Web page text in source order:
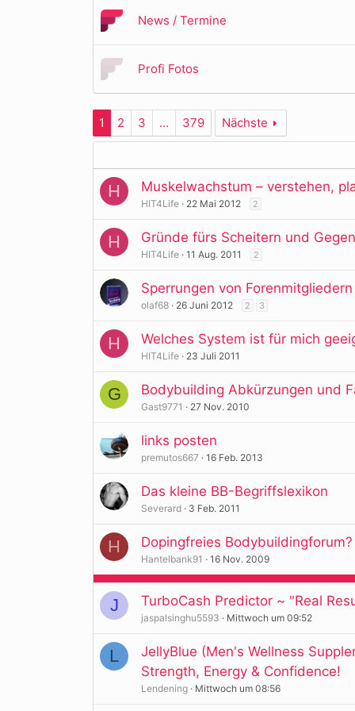
News / Termine
Profi Fotos
1 2 3 … 379 Nächste
H Muskelwachstum – verstehen,
HIT4Life 22 Mai 2012 2
H Gründe fürs Scheitern und
HIT4Life 11 Aug. 2011 2
Sperrungen von Forenmitgliedern
olaf68 26 Juni 2012 2 3
H Welches System ist für mich
HIT4Life 23 Juli 2011
G Bodybuilding Abkürzungen und
Gast9771 27 Nov. 2010
links posten
premutos667 16 Feb. 2013
Das kleine BB-Begriffslexikon
Severard 3 Feb. 2011
H Dopingfreies Bodybuildingforum?
Hantelbank91 16 Nov. 2009
J TurboCash Predictor ~ "Real
jaspalsinghu5593 Mittwoch um 09:52
L
JellyBlue (Men's Wellness
Strength, Energy & Confidence!
Lendening Mittwoch um 08:56